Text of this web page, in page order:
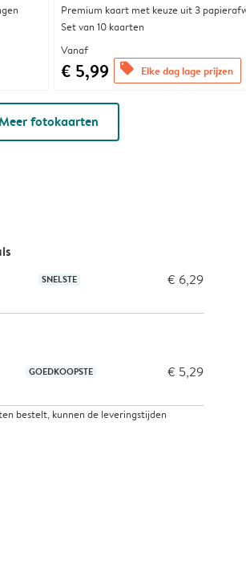
Premium kaart met keuze uit 3
Set van 10 kaarten
Vanaf
€ 5,99 offers Elke dag lage prijzen
fotokaarten
SNELSTE € 6,29
GOEDKOOPSTE € 5,29
bestelt, kunnen de leveringstijden